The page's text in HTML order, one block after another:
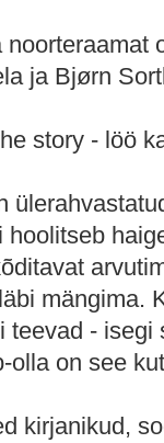
noorteraamat
ja Bjørn
story - löö
hoolitseb
mängima.
teevad -
olla on see
kirjanikud,